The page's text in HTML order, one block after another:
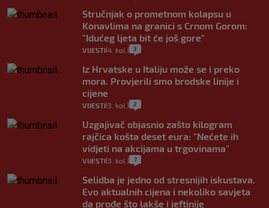
Stručnjak o prometnom kolapsu u
Konavlima na granici s Crnom Gorom:
"Idućeg ljeta bit će još gore"
VIJESTI 4. kol. 3
Iz Hrvatske u Italiju može se i preko
mora. Provjerili smo brodske linije i
cijene
VIJESTI 3. kol. 2
Uzgajivač objasnio zašto kilogram
rajčica košta deset eura: "Nećete ih
vidjeti na akcijama u trgovinama"
VIJESTI 3. kol. 7
Selidba je jedno od stresnijih iskustava.
Evo aktualnih cijena i nekoliko savjeta
da prođe što lakše i jeftinije